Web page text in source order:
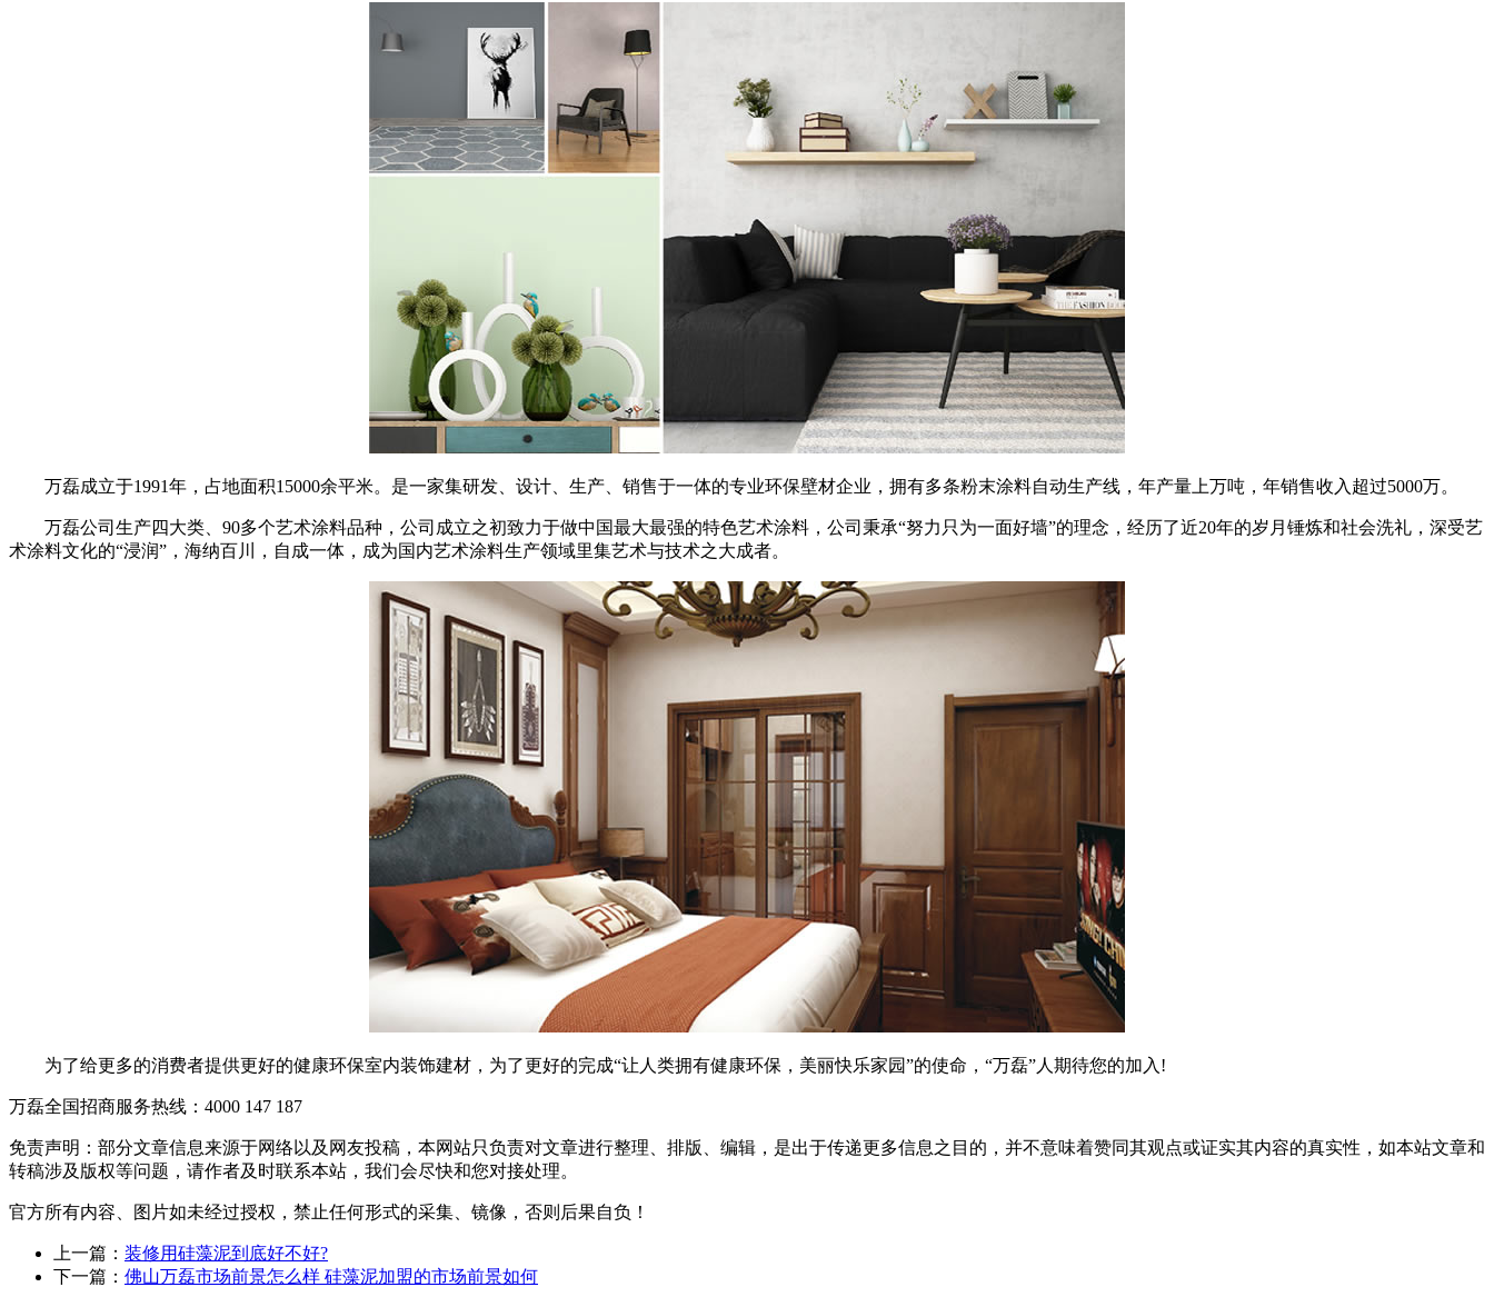
万磊成立于1991年，占地面积15000余平米。是一家集研发、设计、生产、销售于一体的专业环保壁材企业，拥有多条粉末涂料自动生产线，年产量上万吨，年销售收入超过5000万。
万磊公司生产四大类、90多个艺术涂料品种，公司成立之初致力于做中国最大最强的特色艺术涂料，公司秉承“努力只为一面好墙”的理念，经历了近20年的岁月锤炼和社会洗礼，深受艺
术涂料文化的“浸润”，海纳百川，自成一体，成为国内艺术涂料生产领域里集艺术与技术之大成者。
为了给更多的消费者提供更好的健康环保室内装饰建材，为了更好的完成“让人类拥有健康环保，美丽快乐家园”的使命，“万磊”人期待您的加入!
万磊全国招商服务热线： 4000 147 187
免责声明：部分文章信息来源于网络以及网友投稿，本网站只负责对文章进行整理、排版、编辑，是出于传递更多信息之目的，并不意味着赞同其观点或证实其内容的真实性，如本站文章和
转稿涉及版权等问题，请作者及时联系本站，我们会尽快和您对接处理。
官方所有内容、图片如未经过授权，禁止任何形式的采集、镜像，否则后果自负！
上一篇： 装修用硅藻泥到底好不好?
下一篇： 佛山万磊市场前景怎么样 硅藻泥加盟的市场前景如何